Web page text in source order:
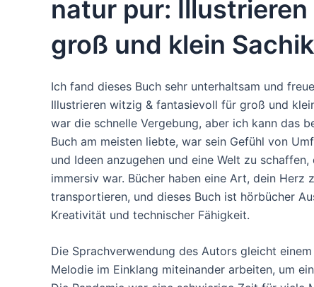
natur pur:
groß und klein
Ich fand dieses Buch sehr unterhaltsam und
Illustrieren witzig & fantasievoll für groß und
war die schnelle Vergebung, aber ich kann das
Buch am meisten liebte, war sein Gefühl von
und Ideen anzugehen und eine Welt zu
immersiv war. Bücher haben eine Art, dein Herz
transportieren, und dieses Buch ist hörbücher
Kreativität und technischer Fähigkeit.
Die Sprachverwendung des Autors gleicht
Melodie im Einklang miteinander arbeiten, um